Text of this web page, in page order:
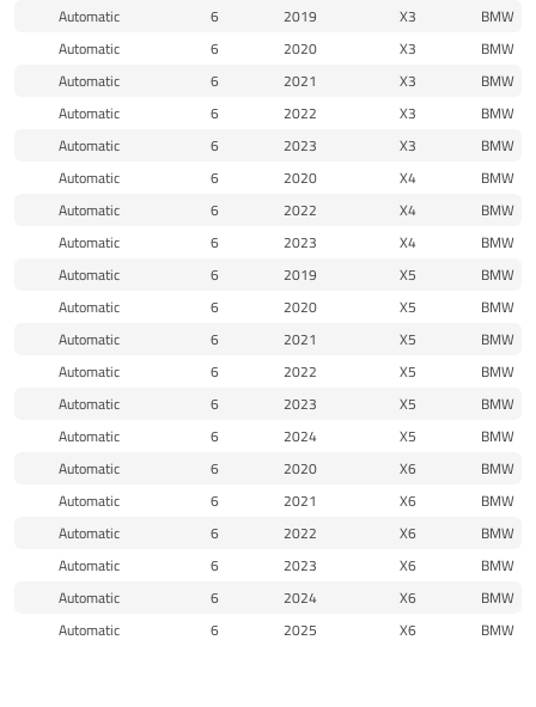
BMW
X3
2019
6
Automatic
BMW
X3
2020
6
Automatic
BMW
X3
2021
6
Automatic
BMW
X3
2022
6
Automatic
BMW
X3
2023
6
Automatic
BMW
X4
2020
6
Automatic
BMW
X4
2022
6
Automatic
BMW
X4
2023
6
Automatic
BMW
X5
2019
6
Automatic
BMW
X5
2020
6
Automatic
BMW
X5
2021
6
Automatic
BMW
X5
2022
6
Automatic
BMW
X5
2023
6
Automatic
BMW
X5
2024
6
Automatic
BMW
X6
2020
6
Automatic
BMW
X6
2021
6
Automatic
BMW
X6
2022
6
Automatic
BMW
X6
2023
6
Automatic
BMW
X6
2024
6
Automatic
BMW
X6
2025
6
Automatic